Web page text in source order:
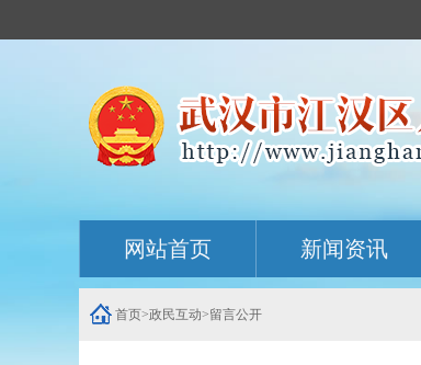
导
航
定
网站首页 新闻资讯
首页>政民互动>留言公开